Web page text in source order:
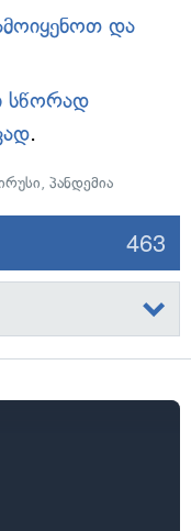
და
სწორად
.
, პანდემია
463